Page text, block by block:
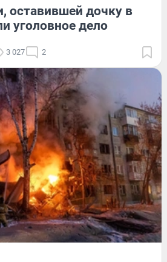
оставившей дочку в
уголовное дело
3 027 2